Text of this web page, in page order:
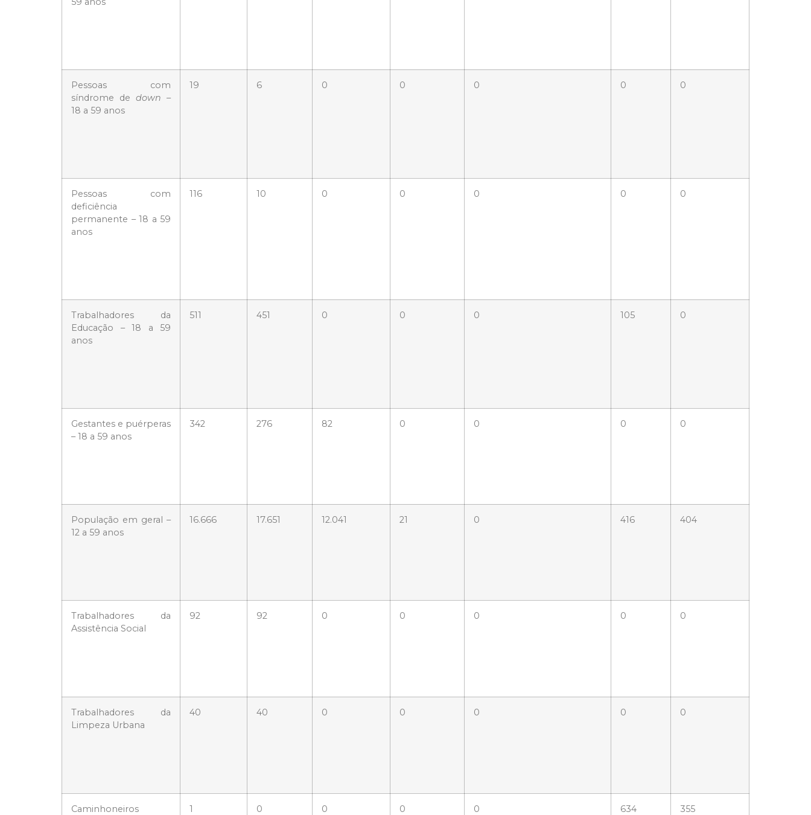
Pessoas com
síndrome de down –
18 a 59 anos
19 6 0 0 0 0 0
Pessoas com
deficiência
permanente – 18 a 59
anos
116 10 0 0 0 0 0
Trabalhadores da
Educação – 18 a 59
anos
511 451 0 0 0 105 0
Gestantes e puérperas
– 18 a 59 anos
342 276 82 0 0 0 0
População em geral –
12 a 59 anos
16.666 17.651 12.041 21 0 416 404
Trabalhadores da
Assistência Social
92 92 0 0 0 0 0
Trabalhadores da
Limpeza Urbana
40 40 0 0 0 0 0
Caminhoneiros 1 0 0 0 0 634 355